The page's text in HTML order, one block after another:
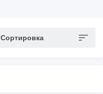
Сортировка